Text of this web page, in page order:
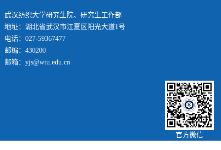
武汉纺织大学研究生院、研究生工作部
地址：湖北省武汉市江夏区阳光大道1号
电话：027-59367477
邮编：430200
邮箱：yjs@wtu.edu.cn
官方微信